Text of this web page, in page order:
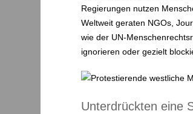
Regierungen nutzen
Weltweit geraten NGOs,
wie der UN-
ignorieren oder gezielt
Unterdrückten eine